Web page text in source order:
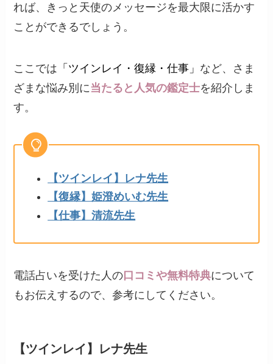
れば、きっと天使のメッセージを最大限に活かす
ことができるでしょう。
ここでは 「ツインレイ・復縁・仕事」 など、さま
ざまな悩み別に当たると人気の鑑定士を紹介しま
す。
【ツインレイ】レナ先生
【復縁】姫澄めいむ先生
【仕事】清流先生
電話占いを受けた人の口コミや無料特典について
もお伝えするので、参考にしてください。
【ツインレイ】レナ先生